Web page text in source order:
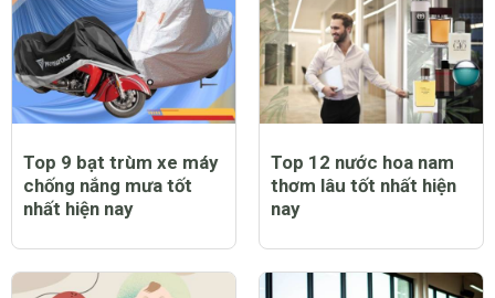
Top 9 bạt trùm xe máy
chống nắng mưa tốt
nhất hiện nay
Top 12 nước hoa nam
thơm lâu tốt nhất hiện
nay